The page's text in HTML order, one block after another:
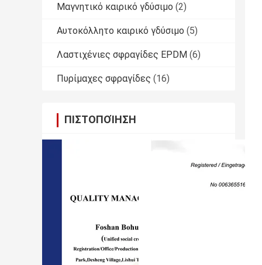
Μαγνητικό καιρικό γδύσιμο (2)
Αυτοκόλλητο καιρικό γδύσιμο (5)
Λαστιχένιες σφραγίδες EPDM (6)
Πυρίμαχες σφραγίδες (16)
ΠΙΣΤΟΠΟΊΗΣΗ